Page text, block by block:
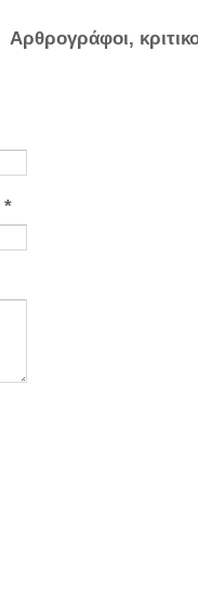
Αρθρογράφοι,
*